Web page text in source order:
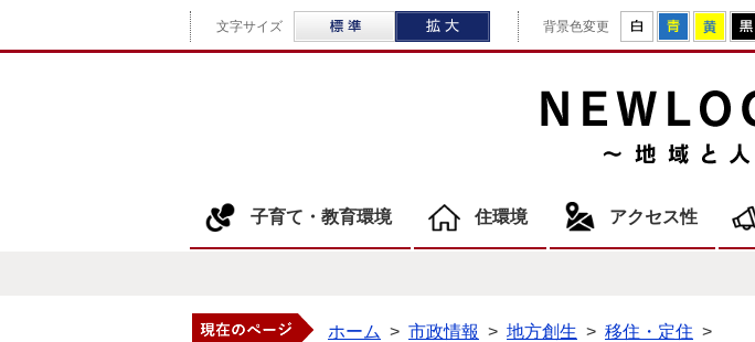
子育て・教育環境 住環境 アクセス性
文字サイズ 標準 拡大 背景色変更 白 青 黄
ホーム > 市政情報 > 地方創生 > 移住・定住 >